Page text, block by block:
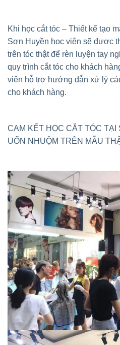
Khi học cắt tóc – Thiết kế tạo
Sơn Huyền học viên sẽ được
trên tóc thật để rèn luyện tay
quy trình cắt tóc cho khách
viên hỗ trợ hướng dẫn xử lý
cho khách hàng.
CAM KẾT HỌC CẮT TÓC
UỐN NHUỘM TRÊN MẪU